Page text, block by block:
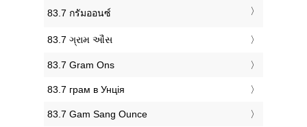
‎83.7 กรัมออนซ์
‎83.7 ગ્રામ ઔંસ
‎83.7 Gram Ons
‎83.7 грам в Унція
‎83.7 Gam Sang Ounce